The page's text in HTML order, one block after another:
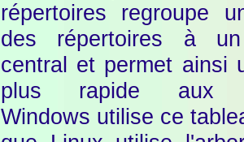
répertoires regroupe
des répertoires à
central et permet ainsi
plus rapide aux
Windows utilise ce